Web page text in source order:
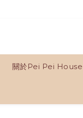
關於Pei Pei House